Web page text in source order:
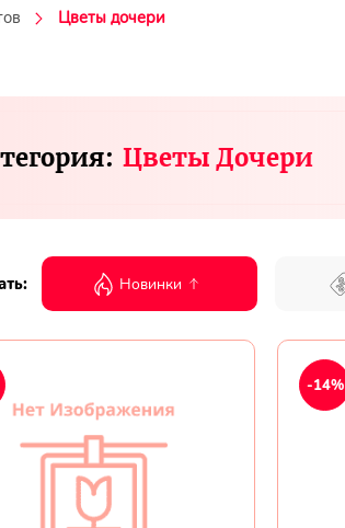
Цветы дочери
Цветы Дочери
Новинки
-14%